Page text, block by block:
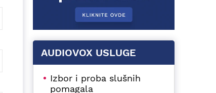
AUDIOVOX USLUGE
Izbor i proba slušnih
pomagala